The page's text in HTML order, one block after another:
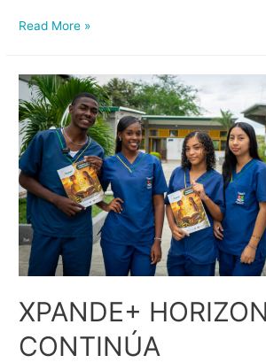
Read More »
XPANDE+
CONTINÚA